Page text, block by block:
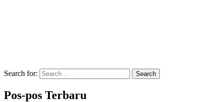
Search for: Search
Pos-pos Terbaru